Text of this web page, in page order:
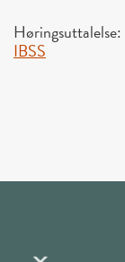
Høringsuttalelse:
IBSS